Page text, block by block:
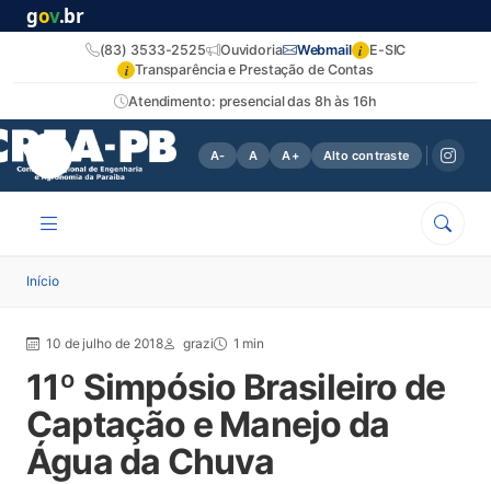
gov.br
Atendimento: presencial das 8h às 16h
(83) 3533-2525 Ouvidoria Webmail i E-SIC
i Transparência e Prestação de Contas
A- A A+ Alto contraste
Início
10 de julho de 2018 grazi 1 min
11º Simpósio Brasileiro de
Captação e Manejo da
Água da Chuva